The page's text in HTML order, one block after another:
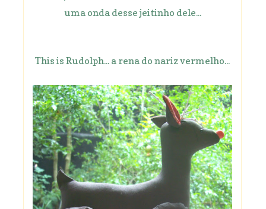
uma onda desse jeitinho dele...
This is Rudolph... a rena do nariz vermelho...